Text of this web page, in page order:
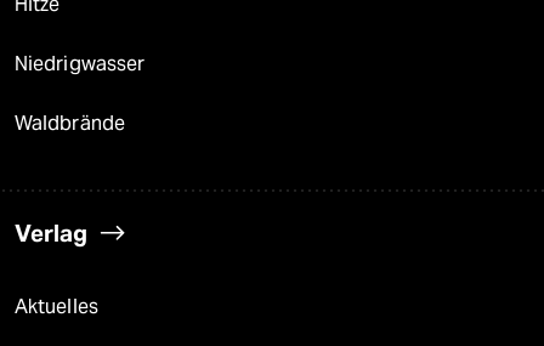
Niedrigwasser
Waldbrände
Verlag
Aktuelles